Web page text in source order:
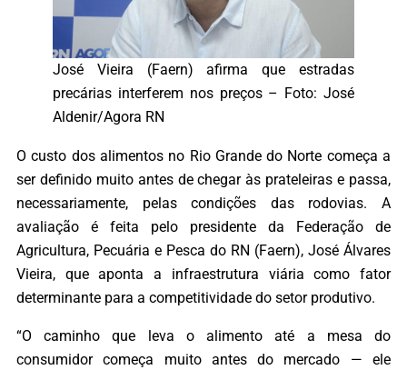
José Vieira (Faern) afirma que estradas
precárias interferem nos preços – Foto: José
Aldenir/Agora RN
O custo dos alimentos no Rio Grande do Norte começa a
ser definido muito antes de chegar às prateleiras e passa,
necessariamente, pelas condições das rodovias. A
avaliação é feita pelo presidente da Federação de
Agricultura, Pecuária e Pesca do RN (Faern), José Álvares
Vieira, que aponta a infraestrutura viária como fator
determinante para a competitividade do setor produtivo.
“O caminho que leva o alimento até a mesa do
consumidor começa muito antes do mercado — ele